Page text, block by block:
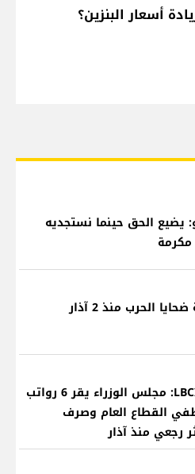
أسعار البنزين؟
يضيع الحق حينما نستجديه
الحرب منذ 2 آذار
معلومات للـLBCI: مجلس الوزراء يقر 6 رواتب
القطاع العام وصرف
رجعي منذ آذار